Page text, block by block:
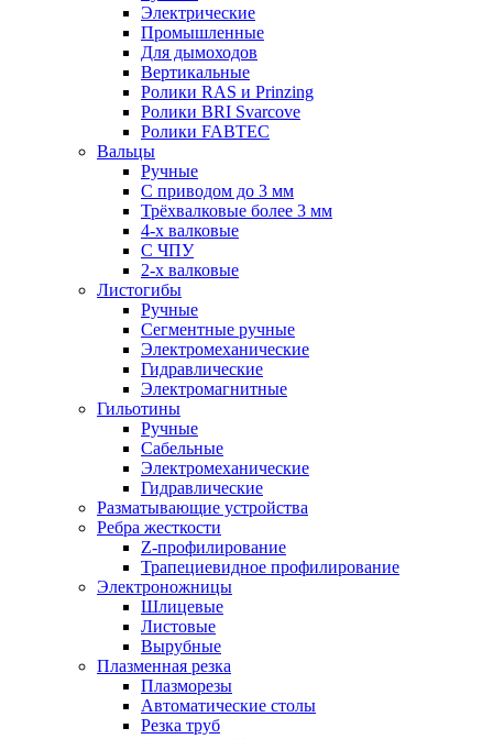
Электрические
Промышленные
Для дымоходов
Вертикальные
Ролики RAS и Prinzing
Ролики BRI Svarcove
Ролики FABTEC
Вальцы
Ручные
С приводом до 3 мм
Трёхвалковые более 3 мм
4-х валковые
С ЧПУ
2-х валковые
Листогибы
Ручные
Сегментные ручные
Электромеханические
Гидравлические
Электромагнитные
Гильотины
Ручные
Сабельные
Электромеханические
Гидравлические
Разматывающие устройства
Ребра жесткости
Z-профилирование
Трапециевидное профилирование
Электроножницы
Шлицевые
Листовые
Вырубные
Плазменная резка
Плазморезы
Автоматические столы
Резка труб